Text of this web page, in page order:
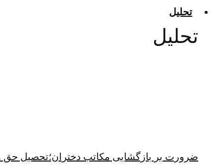
تحلیل
تحلیل
ضرورت بر بازگشایی مکاتب دختران؛تحصیل